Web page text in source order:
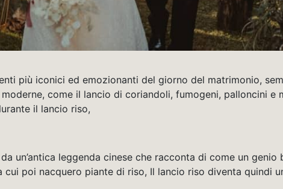
più iconici ed emozionanti del giorno del matrimonio,
come il lancio di coriandoli, fumogeni, palloncini
il lancio riso,
un’antica leggenda cinese che racconta di come un
cui poi nacquero piante di riso, Il lancio riso diventa quindi